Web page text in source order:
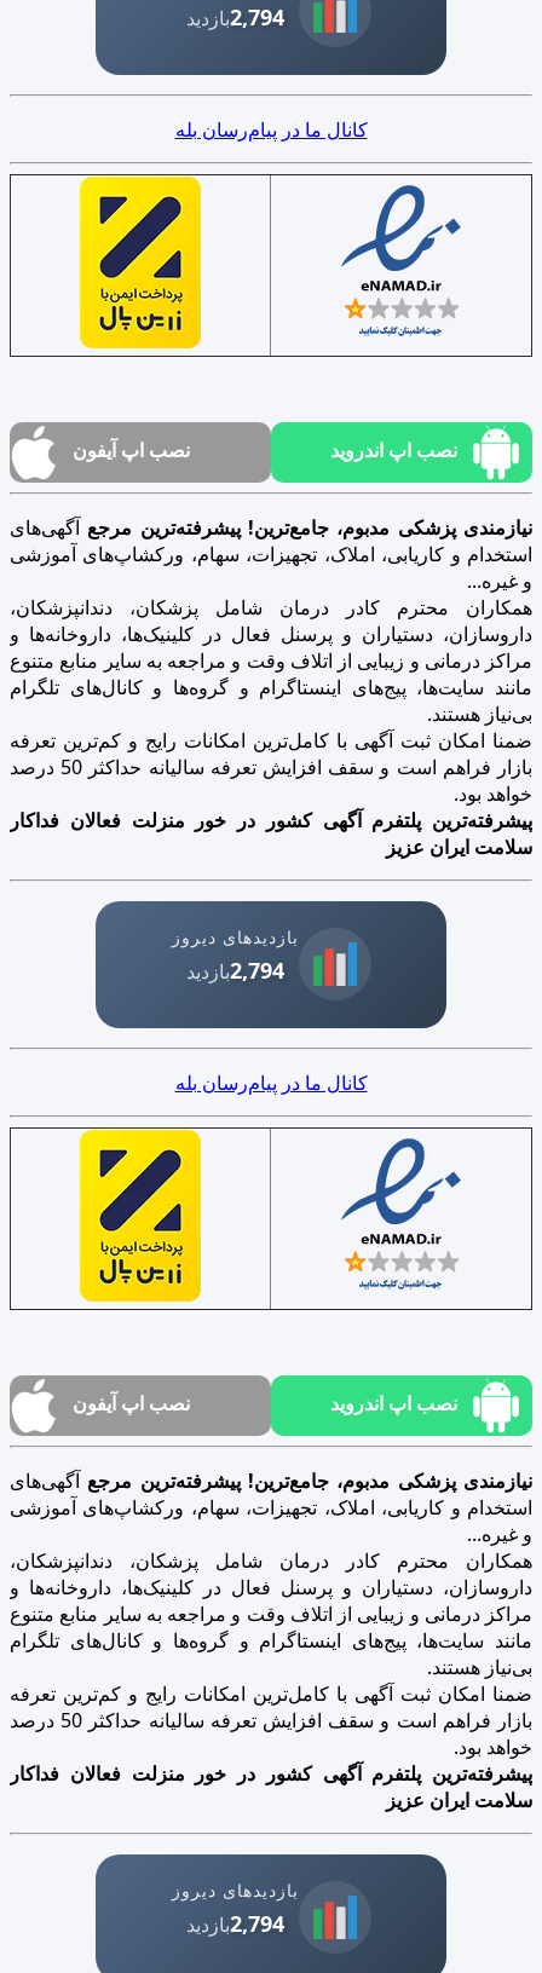
2,794بازدید
کانال ما در پیام‌رسان بله
نصب اپ اندروید نصب اپ آیفون
نیازمندی پزشکی مدبوم، جامع‌ترین! پیشرفته‌ترین مرجع آگهی‌های
استخدام و کاریابی، املاک، تجهیزات، سهام، ورکشاپ‌های آموزشی
و غیره...
همکاران محترم کادر درمان شامل پزشکان، دندانپزشکان،
داروسازان، دستیاران و پرسنل فعال در کلینیک‌ها، داروخانه‌ها و
مراکز درمانی و زیبایی از اتلاف وقت و مراجعه به سایر منابع متنوع
مانند سایت‌ها، پیج‌های اینستاگرام و گروه‌ها و کانال‌های تلگرام
بی‌نیاز هستند.
ضمنا امکان ثبت آگهی با کامل‌ترین امکانات رایج و کم‌ترین تعرفه
بازار فراهم است و سقف افزایش تعرفه سالیانه حداکثر 50 درصد
خواهد بود.
پیشرفته‌ترین پلتفرم آگهی کشور در خور منزلت فعالان فداکار
سلامت ایران عزیز
بازدیدهای دیروز
2,794بازدید
کانال ما در پیام‌رسان بله
نصب اپ اندروید نصب اپ آیفون
نیازمندی پزشکی مدبوم، جامع‌ترین! پیشرفته‌ترین مرجع آگهی‌های
استخدام و کاریابی، املاک، تجهیزات، سهام، ورکشاپ‌های آموزشی
و غیره...
همکاران محترم کادر درمان شامل پزشکان، دندانپزشکان،
داروسازان، دستیاران و پرسنل فعال در کلینیک‌ها، داروخانه‌ها و
مراکز درمانی و زیبایی از اتلاف وقت و مراجعه به سایر منابع متنوع
مانند سایت‌ها، پیج‌های اینستاگرام و گروه‌ها و کانال‌های تلگرام
بی‌نیاز هستند.
ضمنا امکان ثبت آگهی با کامل‌ترین امکانات رایج و کم‌ترین تعرفه
بازار فراهم است و سقف افزایش تعرفه سالیانه حداکثر 50 درصد
خواهد بود.
پیشرفته‌ترین پلتفرم آگهی کشور در خور منزلت فعالان فداکار
سلامت ایران عزیز
بازدیدهای دیروز
2,794بازدید